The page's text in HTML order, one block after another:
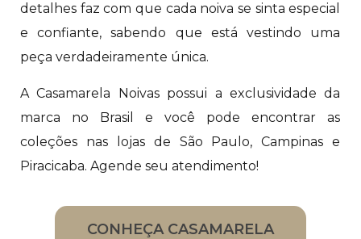
detalhes faz com que cada noiva se sinta especial
e confiante, sabendo que está vestindo uma
peça verdadeiramente única.
A Casamarela Noivas possui a exclusividade da
marca no Brasil e você pode encontrar as
coleções nas lojas de São Paulo, Campinas e
Piracicaba. Agende seu atendimento!
CONHEÇA CASAMARELA